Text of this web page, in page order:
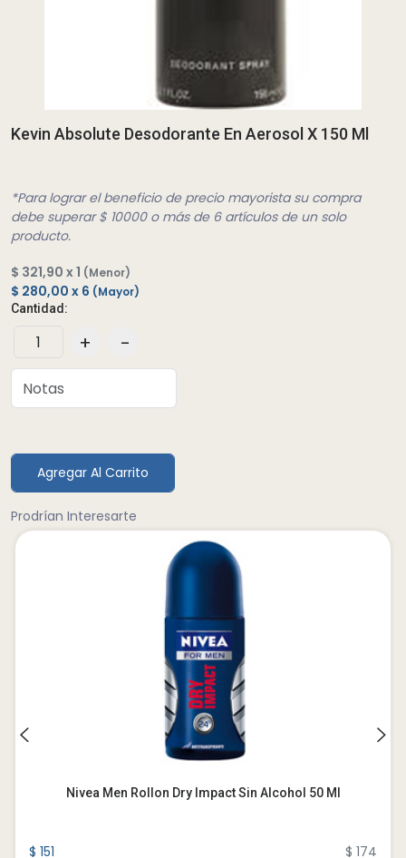
Kevin Absolute Desodorante En Aerosol X 150 Ml
*Para lograr el beneficio de precio mayorista su compra
debe superar $ 10000 o más de 6 artículos de un solo
producto.
$ 321,90 x 1 (Menor)
$ 280,00 x 6 (Mayor)
Cantidad:
+ -
Agregar Al Carrito
Prodrían Interesarte
Nivea Men Rollon Dry Impact Sin Alcohol 50 Ml
$ 151 $ 174